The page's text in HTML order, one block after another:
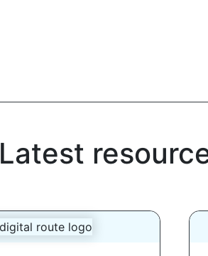
Latest